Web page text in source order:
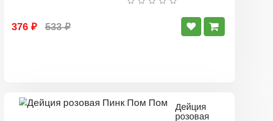
376 ₽ 533 ₽
Дейция
розовая